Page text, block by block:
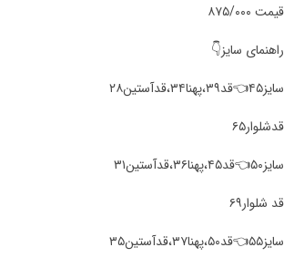
قیمت ۸۷۵/۰۰۰
راهنمای سایز👇
سایز۴۵👈قد۳۹،پهنا۳۴،قدآستین۲۸
قدشلوار۶۵
سایز۵۰👈قد۴۵،پهنا۳۶،قدآستین۳۱
قد شلوار۶۹
سایز۵۵👈قد۵۰،پهنا۳۷،قدآستین۳۵